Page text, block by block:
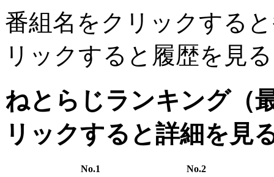
番組名をクリックする
リックすると履歴を見
ねとらじランキング（
リックすると詳細を見
No.1 No.2